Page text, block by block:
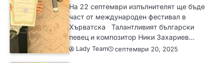
На 22 септември изпълнителят ще бъде
част от международен фестивал в
Хърватска Талантливият български
певец и композитор Ники Захариев…
Lady Team септември 20, 2025